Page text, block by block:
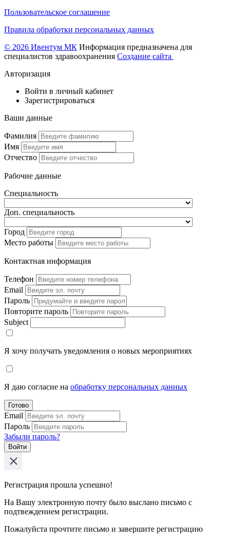
Пользовательское соглашение
Правила обработки персональных данных
© 2026 Ивентум МК Информация предназначена для
специалистов здравоохранения Создание сайта
Авторизация
Войти в личный кабинет
Зарегистрироваться
Ваши данные
Фамилия
Имя
Отчество
Рабочие данные
Специальность
Доп. специальность
Город
Место работы
Контактная информация
Телефон
Email
Пароль
Повторите пароль
Subject
Я хочу получать уведомления о новых мероприятиях
Я даю согласие на обработку персональных данных
Готово
Email
Пароль
Забыли пароль?
Войти
Регистрация прошла успешно!
На Вашу электронную почту было выслано письмо с
подтвеждением регистрации.
Пожалуйста прочтите письмо и завершите регистрацию